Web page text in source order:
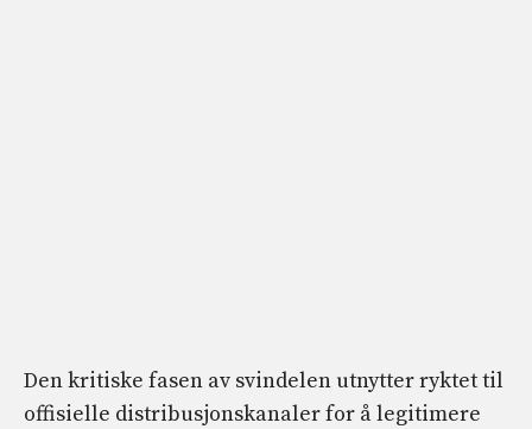
Den kritiske fasen av svindelen utnytter ryktet til
offisielle distribusjonskanaler for å legitimere